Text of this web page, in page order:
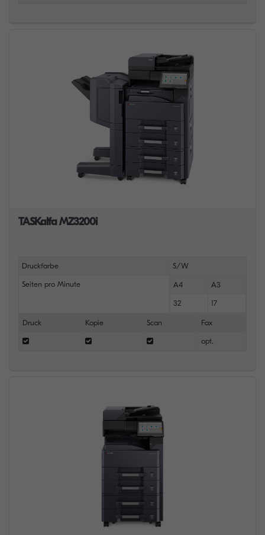
TASKalfa MZ3200i
Druckfarbe S/W
Seiten pro Minute A4 A3
32 17
Druck Kopie Scan Fax
opt.